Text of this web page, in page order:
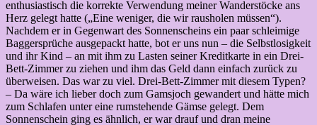
enthusiastisch die korrekte Verwendung meiner Wanderstöcke ans
Herz gelegt hatte („Eine weniger, die wir rausholen müssen“).
Nachdem er in Gegenwart des Sonnenscheins ein paar schleimige
Baggersprüche ausgepackt hatte, bot er uns nun – die Selbstlosigkeit
und ihr Kind – an mit ihm zu Lasten seiner Kreditkarte in ein Drei-
Bett-Zimmer zu ziehen und ihm das Geld dann einfach zurück zu
überweisen. Das war zu viel. Drei-Bett-Zimmer mit diesem Typen?
– Da wäre ich lieber doch zum Gamsjoch gewandert und hätte mich
zum Schlafen unter eine rumstehende Gämse gelegt. Dem
Sonnenschein ging es ähnlich, er war drauf und dran meine